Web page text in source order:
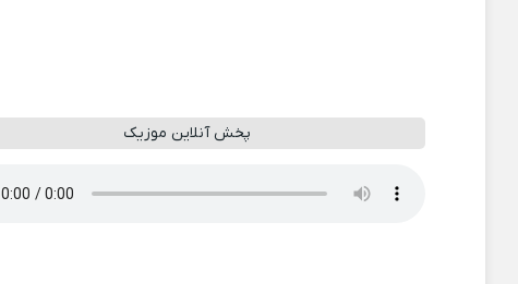
پخش آنلاین موزیک